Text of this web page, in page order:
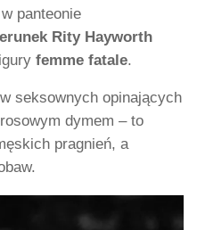
panteonie
Rity Hayworth
femme fatale.
seksownych opinających
dymem – to
pragnień, a